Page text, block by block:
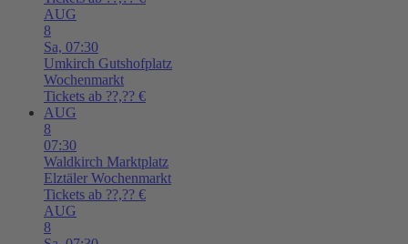
AUG
8
Sa, 07:30
Umkirch Gutshofplatz
Wochenmarkt
Tickets ab ??,?? €
AUG
8
07:30
Waldkirch Marktplatz
Elztäler Wochenmarkt
Tickets ab ??,?? €
AUG
8